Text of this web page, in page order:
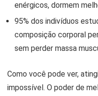
enérgicos, dormem
95% dos indivíduos
composição corporal
sem perder massa
Como você pode ver,
impossível. O poder de